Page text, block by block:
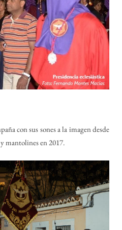
con sus sones a la imagen desde
mantolines en 2017.